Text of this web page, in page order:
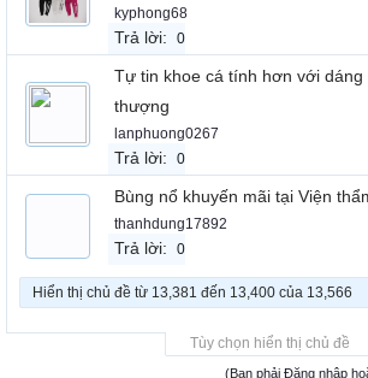
kyphong68
Trả lời: 0
Tự tin khoe cá tính hơn với dáng
thượng
lanphuong0267
Trả lời: 0
Bùng nổ khuyến mãi tại Viện
thanhdung17892
Trả lời: 0
Hiển thị chủ đề từ 13,381 đến 13,400 của 13,566
Tùy chọn hiển thị chủ đề
(Bạn phải Đăng nhập